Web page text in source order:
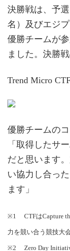
決勝戦は、予
名）及びエジ
優勝チームが
ました。決勝
Trend Micro
優勝チームの
「取得したサ
だと思います
い協力し合っ
ます」
※1 CTFはCapture
力を競い合う競技大
※2 Zero Day